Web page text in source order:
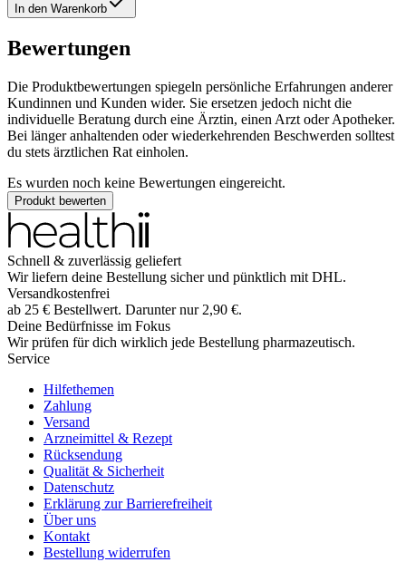
In den Warenkorb
Bewertungen
Die Produktbewertungen spiegeln persönliche Erfahrungen anderer
Kundinnen und Kunden wider. Sie ersetzen jedoch nicht die
individuelle Beratung durch eine Ärztin, einen Arzt oder Apotheker.
Bei länger anhaltenden oder wiederkehrenden Beschwerden solltest
du stets ärztlichen Rat einholen.
Es wurden noch keine Bewertungen eingereicht.
Produkt bewerten
Schnell & zuverlässig geliefert
Wir liefern deine Bestellung sicher und pünktlich mit DHL.
Versandkostenfrei
ab 25 € Bestellwert. Darunter nur 2,90 €.
Deine Bedürfnisse im Fokus
Wir prüfen für dich wirklich jede Bestellung pharmazeutisch.
Service
Hilfethemen
Zahlung
Versand
Arzneimittel & Rezept
Rücksendung
Qualität & Sicherheit
Datenschutz
Erklärung zur Barrierefreiheit
Über uns
Kontakt
Bestellung widerrufen